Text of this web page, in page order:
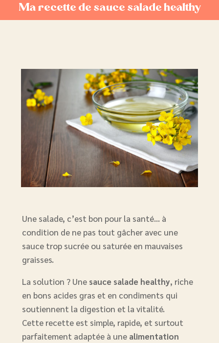
Ma recette de sauce salade healthy
Une salade, c’est bon pour la santé… à
condition de ne pas tout gâcher avec une
sauce trop sucrée ou saturée en mauvaises
graisses.
La solution ? Une sauce salade healthy, riche
en bons acides gras et en condiments qui
soutiennent la digestion et la vitalité.
Cette recette est simple, rapide, et surtout
parfaitement adaptée à une alimentation